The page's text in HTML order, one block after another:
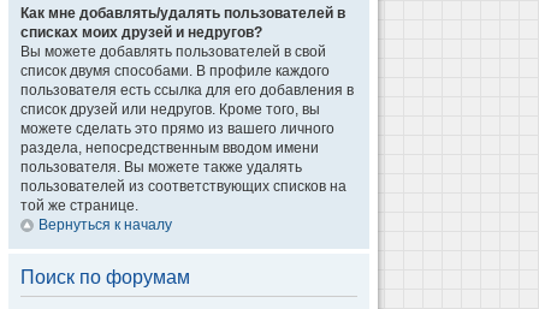
Как мне добавлять/удалять пользователей в
списках моих друзей и недругов?
Вы можете добавлять пользователей в свой
список двумя способами. В профиле каждого
пользователя есть ссылка для его добавления в
список друзей или недругов. Кроме того, вы
можете сделать это прямо из вашего личного
раздела, непосредственным вводом имени
пользователя. Вы можете также удалять
пользователей из соответствующих списков на
той же странице.
Вернуться к началу
Поиск по форумам